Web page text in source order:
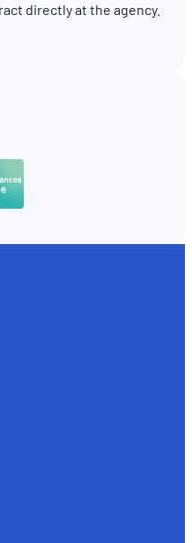
directly at the agency.